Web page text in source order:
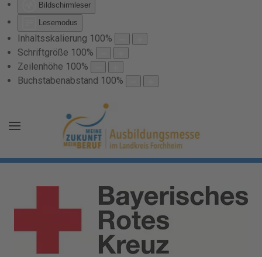
Bildschirmleser
Lesemodus
Inhaltsskalierung 100%
Schriftgröße 100%
Zeilenhöhe 100%
Buchstabenabstand 100%